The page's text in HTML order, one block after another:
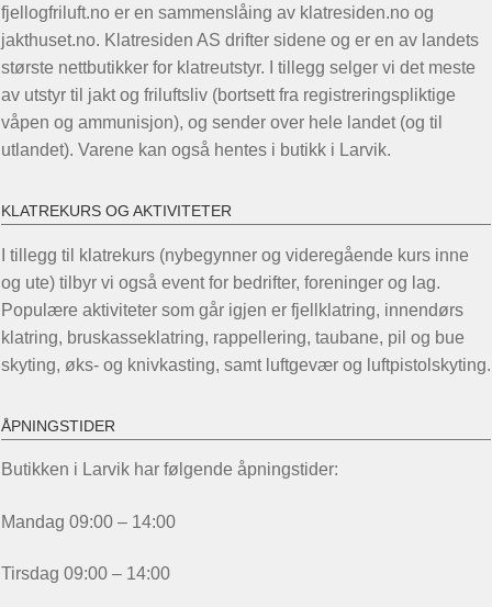
kan
velges
på
produktsiden
fjellogfriluft.no er en sammenslåing av klatresiden.no og
jakthuset.no. Klatresiden AS drifter sidene og er en av landets
største nettbutikker for klatreutstyr. I tillegg selger vi det meste
av utstyr til jakt og friluftsliv (bortsett fra registreringspliktige
våpen og ammunisjon), og sender over hele landet (og til
utlandet). Varene kan også hentes i butikk i Larvik.
KLATREKURS OG AKTIVITETER
I tillegg til klatrekurs (nybegynner og videregående kurs inne
og ute) tilbyr vi også event for bedrifter, foreninger og lag.
Populære aktiviteter som går igjen er fjellklatring, innendørs
klatring, bruskasseklatring, rappellering, taubane, pil og bue
skyting, øks- og knivkasting, samt luftgevær og luftpistolskyting.
ÅPNINGSTIDER
Butikken i Larvik har følgende åpningstider:
Mandag 09:00 – 14:00
Tirsdag 09:00 – 14:00